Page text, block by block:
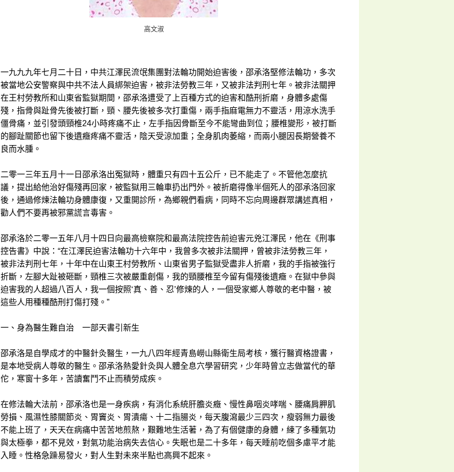
高文淑
一九九九年七月二十日，中共江澤民流氓集團對法輪功開始迫害後，邵承洛堅修法輪功，多次
被當地公安警察與中共不法人員綁架迫害，被非法勞教三年，又被非法判刑七年。被非法關押
在王村勞教所和山東省監獄期間，邵承洛遭受了上百種方式的迫害和酷刑折磨，身體多處傷
殘，指骨與趾骨先後被打斷，頸、腰先後被多次打重傷，兩手指麻電無力不靈活，用涼水洗手
僵骨痛，並引發頭頸椎24小時疼痛不止，左手指因骨斷至今不能彎曲到位；腰椎變形，被打斷
的腳趾關節也留下後遺癥疼痛不靈活，陰天受涼加重；全身肌肉萎縮，而兩小腿因長期營養不
良而水腫。
二零一三年五月十一日邵承洛出冤獄時，體重只有四十五公斤，已不能走了。不管他怎麼抗
議，提出給他治好傷殘再回家，被監獄用三輪車扔出門外。被折磨得像半個死人的邵承洛回家
後，通過修煉法輪功身體康復，又重開診所，為鄉親們看病，同時不忘向周邊群眾講述真相，
勸人們不要再被邪黨謊言毒害。
邵承洛於二零一五年八月十四日向最高檢察院和最高法院控告前迫害元兇江澤民，他在《刑事
控告書》中說：“在江澤民迫害法輪功十六年中，我曾多次被非法關押，曾被非法勞教三年，
被非法判刑七年，十年中在山東王村勞教所、山東省男子監獄受盡非人折磨，我的手指被強行
折斷，左腳大趾被砸斷，頸椎三次被嚴重創傷，我的頸腰椎至今留有傷殘後遺癥。在獄中參與
迫害我的人超過八百人，我一個按照‘真、善、忍’修煉的人，一個受家鄉人尊敬的老中醫，被
這些人用種種酷刑打傷打殘。”
一、身為醫生難自治 一部天書引新生
邵承洛是自學成才的中醫針灸醫生，一九八四年經青島嶗山縣衛生局考核，獲行醫資格證書，
是本地受病人尊敬的醫生。邵承洛熱愛針灸與人體全息穴學習研究，少年時曾立志做當代的華
佗，寒窗十多年，苦讀奮鬥不止而積勞成疾。
在修法輪大法前，邵承洛也是一身疾病，有消化系統肝膽炎癥、慢性鼻咽炎哮喘、腰痛肩胛肌
勞損、風濕性膝關節炎、胃竇炎、胃潰瘍、十二指腸炎，每天腹瀉最少三四次，瘦弱無力最後
不能上班了，天天在病痛中苦苦地煎熬，艱難地生活著，為了有個健康的身體，練了多種氣功
與太極拳，都不見效，對氣功能治病失去信心。失眠也是二十多年，每天睡前吃個多慮平才能
入睡。性格急躁易發火，對人生對未來半點也高興不起來。